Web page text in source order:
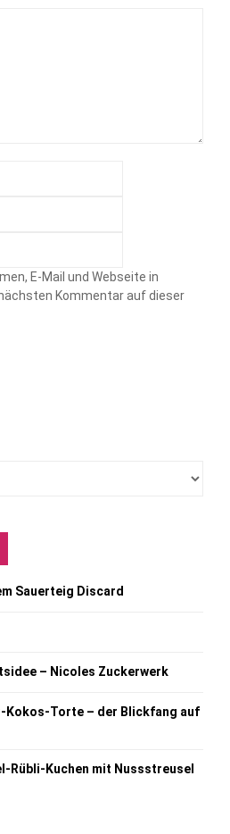
E-Mail und Webseite in
Kommentar auf dieser
Sauerteig Discard
– Nicoles Zuckerwerk
Kokos-Torte – der Blickfang auf
Rübli-Kuchen mit Nussstreusel